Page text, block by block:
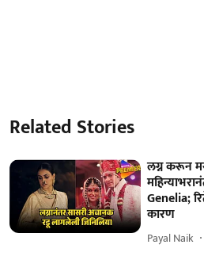
Related Stories
लग्न करून
Genelia;
कारण
Payal Naik